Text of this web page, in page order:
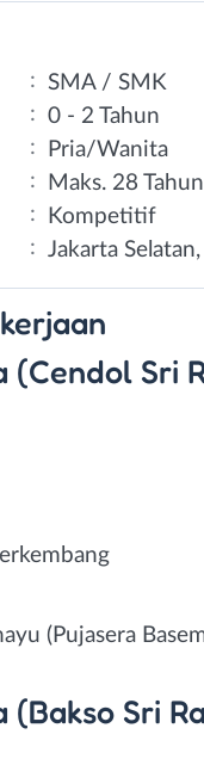
: SMA / SMK
: 0 - 2 Tahun
:
Pria/Wanita
:
Maks. 28 Tahun
:
Kompetitif
: Jakarta
(Cendol Sri
(Pujasera
(Bakso Sri